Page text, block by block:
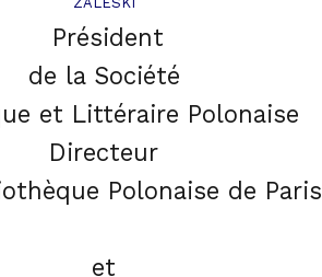
Président
de la Société
et Littéraire Polonaise
Directeur
Polonaise de Paris
et